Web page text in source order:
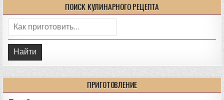
ПОИСК КУЛИНАРНОГО РЕЦЕПТА
Поиск:
ПРИГОТОВЛЕНИЕ